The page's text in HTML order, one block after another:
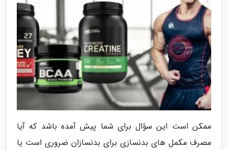
ممکن است این سؤال برای شما پیش آمده باشد که آیا
مصرف مکمل های بدنسازی برای بدنسازان ضروری است یا